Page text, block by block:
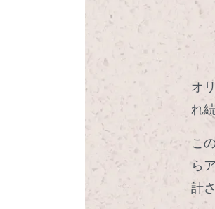
オ
れ
こ
ら
計